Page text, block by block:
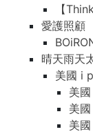
【
愛護照顧
晴天雨天
美國 i
美
美
美